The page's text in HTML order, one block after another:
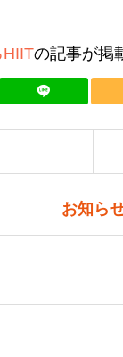
HIITの記事が掲
お知ら